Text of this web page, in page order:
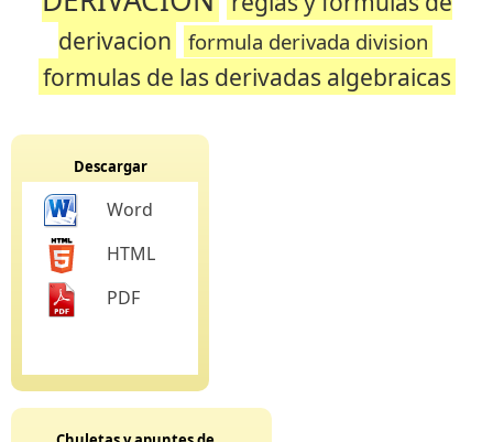
derivacion
formula derivada division
formulas de las derivadas algebraicas
Descargar
Word
HTML
PDF